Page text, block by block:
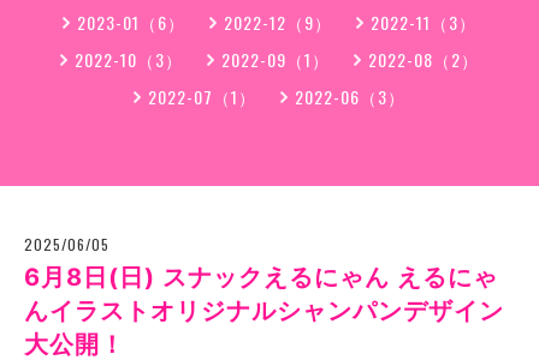
2023-01（6）
2022-12（9）
2022-11（3）
2022-10（3）
2022-09（1）
2022-08（2）
2022-07（1）
2022-06（3）
2025/06/05
6月8日(日) スナックえるにゃん えるにゃ
んイラストオリジナルシャンパンデザイン
大公開！